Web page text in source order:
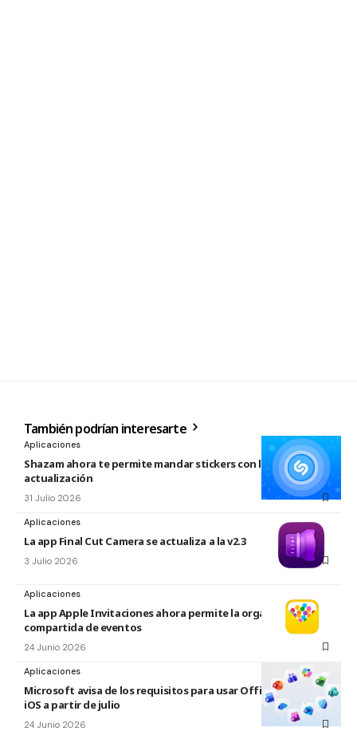
También podrían interesarte
Aplicaciones
Shazam ahora te permite mandar stickers con la nueva
actualización
31 Julio 2026
Aplicaciones
La app Final Cut Camera se actualiza a la v2.3
3 Julio 2026
Aplicaciones
La app Apple Invitaciones ahora permite la organización
compartida de eventos
24 Junio 2026
Aplicaciones
Microsoft avisa de los requisitos para usar Office en macOS y
iOS a partir de julio
24 Junio 2026